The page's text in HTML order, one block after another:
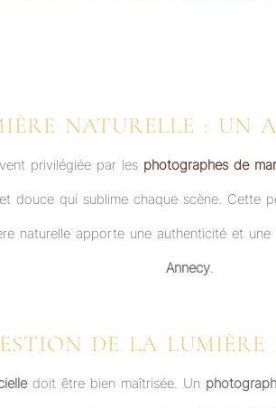
NATURELLE : UN
privilégiée par les photographes de
douce qui sublime chaque scène. Cette
naturelle apporte une authenticité et
Annecy.
DE LA LUMIÈRE
doit être bien maîtrisée. Un